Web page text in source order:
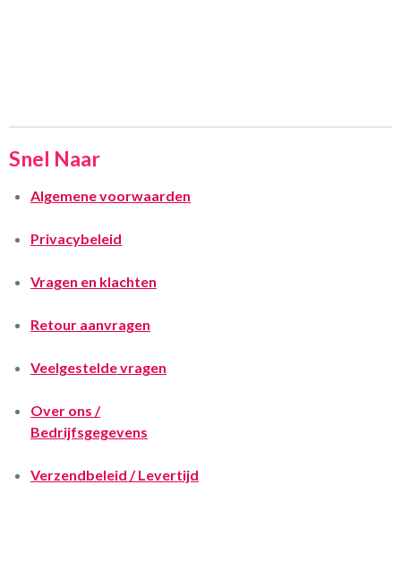
Snel Naar
Algemene voorwaarden
Privacybeleid
Vragen en klachten
Retour aanvragen
Veelgestelde vragen
Over ons /
Bedrijfsgegevens
Verzendbeleid / Levertijd